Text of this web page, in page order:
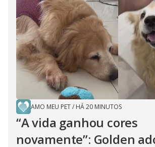
AMO MEU PET/ HÁ 20 MINUTOS
“A vida ganhou cores
novamente”: Golden